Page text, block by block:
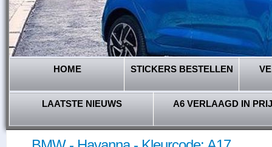
HOME STICKERS BESTELLEN
LAATSTE NIEUWS A6 VERLAAGD IN